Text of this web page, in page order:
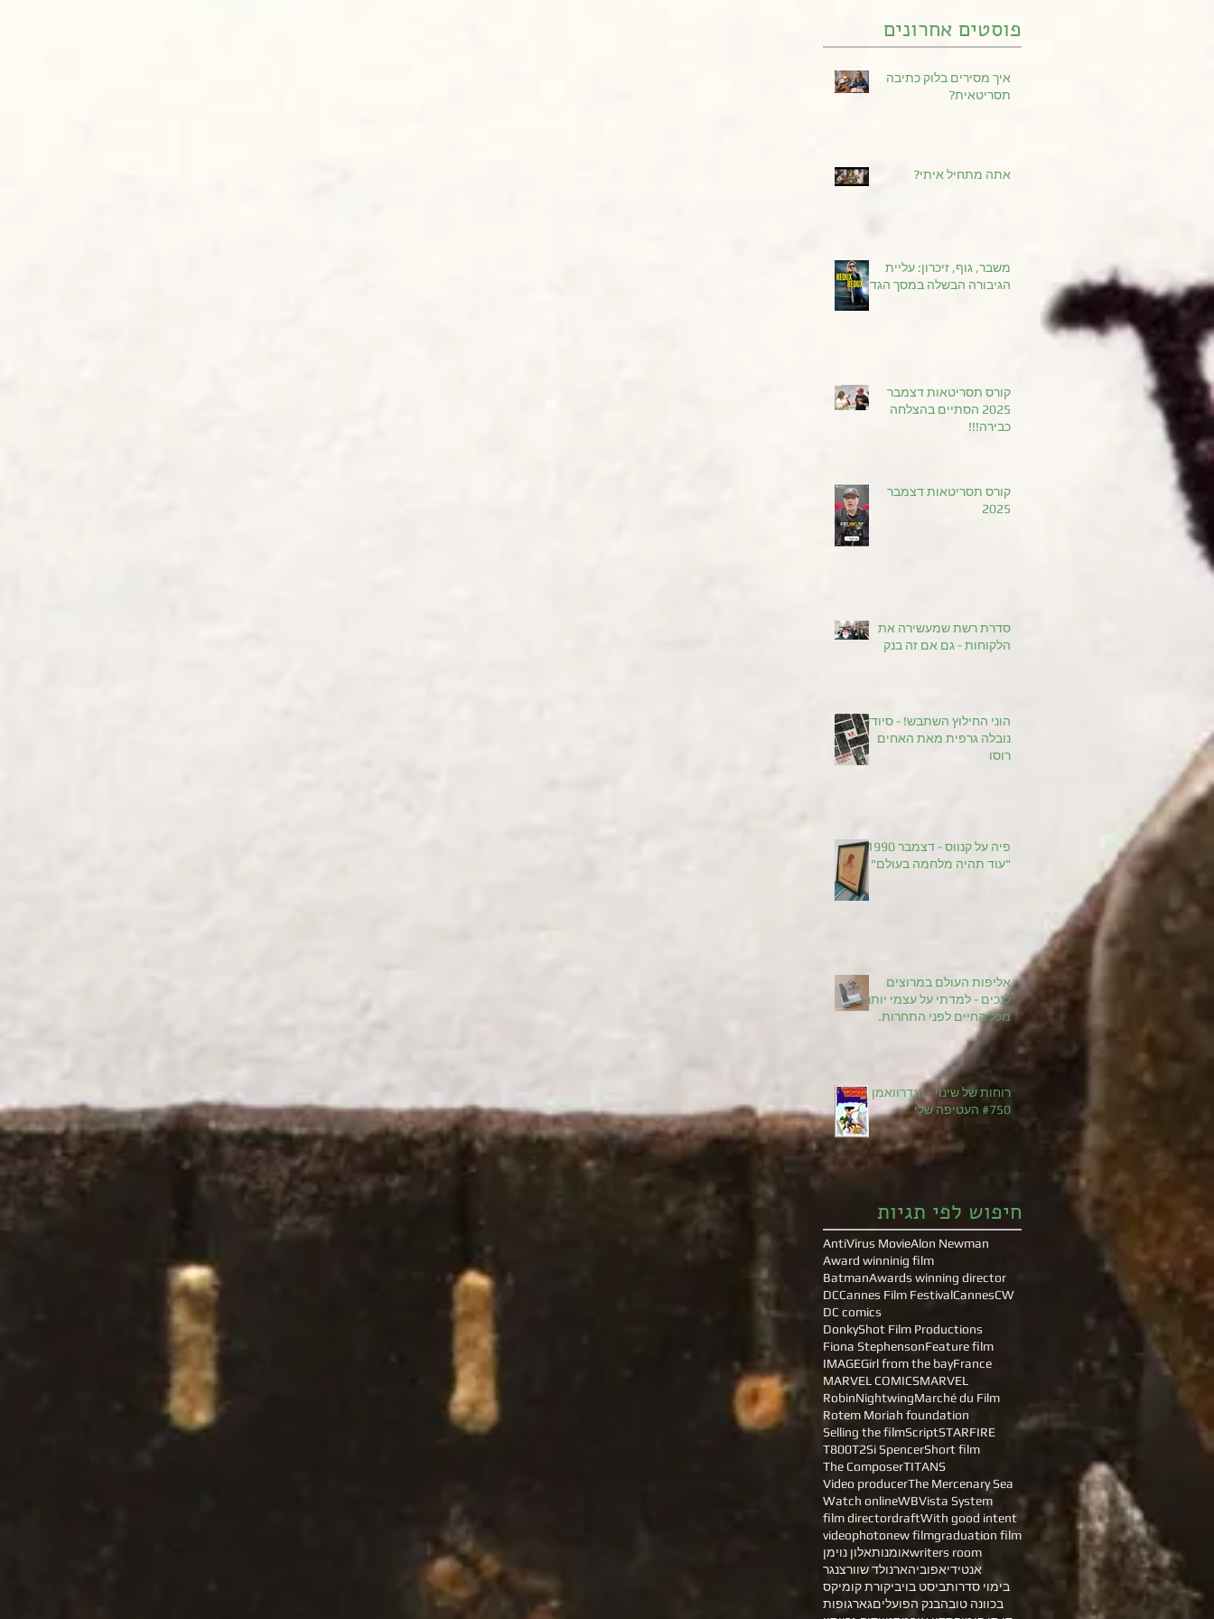
פוסטים אחרונים
איך מסירים בלוק כתיבה
תסריטאית?
אתה מתחיל איתי?
משבר, גוף, זיכרון: עליית
הגיבורה הבשלה במסך הגדול
קורס תסריטאות דצמבר
2025 הסתיים בהצלחה
כבירה!!!
קורס תסריטאות דצמבר
2025
סדרת רשת שמעשירה את
הלקוחות - גם אם זה בנק
הוני החילוץ השתבש! - סיודד
נובלה גרפית מאת האחים
רוסו
פיה על קנווס - דצמבר 1990
"עוד תהיה מלחמה בעולם"
אליפות העולם במרוצים
לנכים - למדתי על עצמי יותר
מכל החיים לפני התחרות.
רוחות של שינוי - וונדרוואמן
#750 העטיפה שלי
חיפוש לפי תגיות
Alon Newman
AntiVirus Movie
Award winninig film
Awards winning director
Batman
CW
Cannes
Cannes Film Festival
DC
DC comics
DonkyShot Film Productions
Feature film
Fiona Stephenson
France
Girl from the bay
IMAGE
MARVEL
MARVEL COMICS
Marché du Film
Nightwing
Robin
Rotem Moriah foundation
STARFIRE
Script
Selling the film
Short film
Si Spencer
T2
T800
TITANS
The Composer
The Mercenary Sea
Video producer
Vista System
WB
Watch online
With good intent
draft
film director
graduation film
new film
photo
video
writers roomאומנותאלון נוימן
אנטידיאפוביהארנולד שוורצנגר
בימוי סדרותביסט בויביקורת קומיקס
בכוונה טובהבנק הפועליםגארגופות